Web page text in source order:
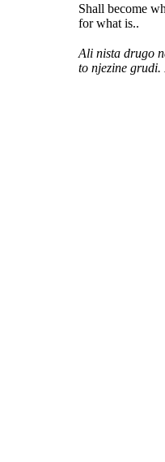
Shall become
for what is..
Ali nista drugo
to njezine grudi.